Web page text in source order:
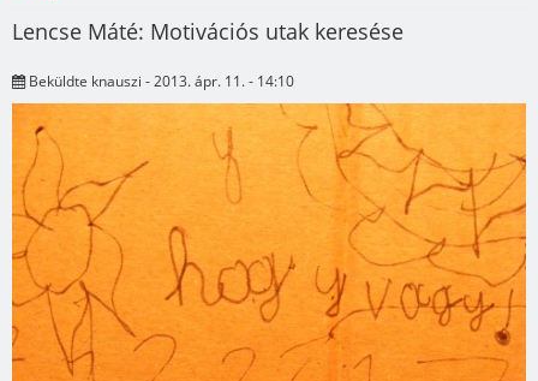
Lencse Máté: Motivációs utak keresése
Beküldte knauszi - 2013. ápr. 11. - 14:10